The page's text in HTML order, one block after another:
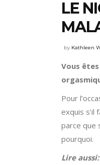
LE
by Kathleen
Vous
Pour
exquis s’il
parce que
pourquoi.
Lire aussi: